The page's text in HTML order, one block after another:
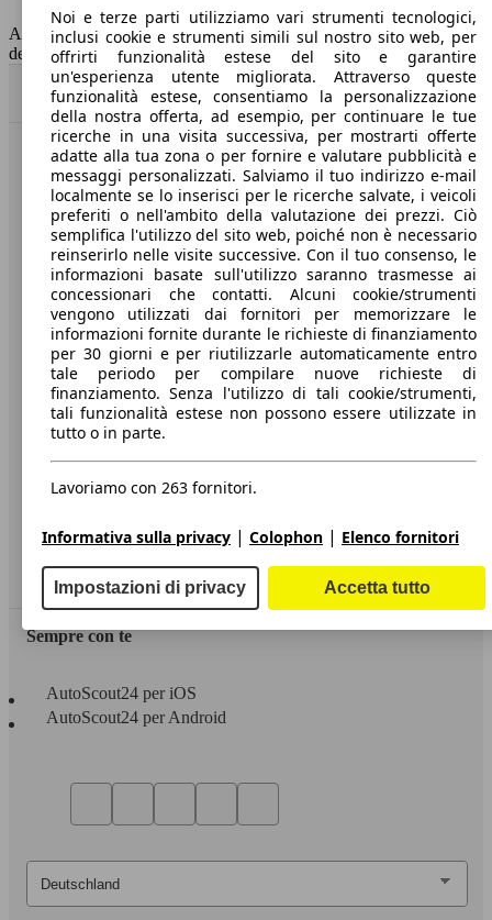
Capacità del serbatoio
50 l
AutoScout24 non si assume alcuna responsabilità per la correttezza
dei dati.
Torna su
Benvenuti su AutoScout24, il mercato auto europeo.
Società
A proposito di AutoScout24
Stampa
Media
Condizioni generali
Informazioni
Privacy
Dichiarazione di Accessibilità
Servizi
Area rivenditori
Sempre con te
AutoScout24 per iOS
AutoScout24 per Android
Noi e terze parti utilizziamo vari strumenti tecnologici,
inclusi cookie e strumenti simili sul nostro sito web, per
offrirti funzionalità estese del sito e garantire
un'esperienza utente migliorata. Attraverso queste
funzionalità estese, consentiamo la personalizzazione
della nostra offerta, ad esempio, per continuare le tue
ricerche in una visita successiva, per mostrarti offerte
adatte alla tua zona o per fornire e valutare pubblicità e
messaggi personalizzati. Salviamo il tuo indirizzo e-mail
localmente se lo inserisci per le ricerche salvate, i veicoli
preferiti o nell'ambito della valutazione dei prezzi. Ciò
semplifica l'utilizzo del sito web, poiché non è necessario
reinserirlo nelle visite successive. Con il tuo consenso, le
informazioni basate sull'utilizzo saranno trasmesse ai
concessionari che contatti. Alcuni cookie/strumenti
vengono utilizzati dai fornitori per memorizzare le
informazioni fornite durante le richieste di finanziamento
per 30 giorni e per riutilizzarle automaticamente entro
tale periodo per compilare nuove richieste di
finanziamento. Senza l'utilizzo di tali cookie/strumenti,
tali funzionalità estese non possono essere utilizzate in
tutto o in parte.
Lavoriamo con 263 fornitori.
Informativa sulla privacy | Colophon | Elenco fornitori
Impostazioni di privacy Accetta tutto